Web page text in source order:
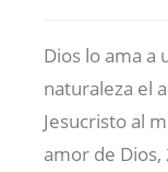
Dios lo ama a
naturaleza el
Jesucristo al
amor de